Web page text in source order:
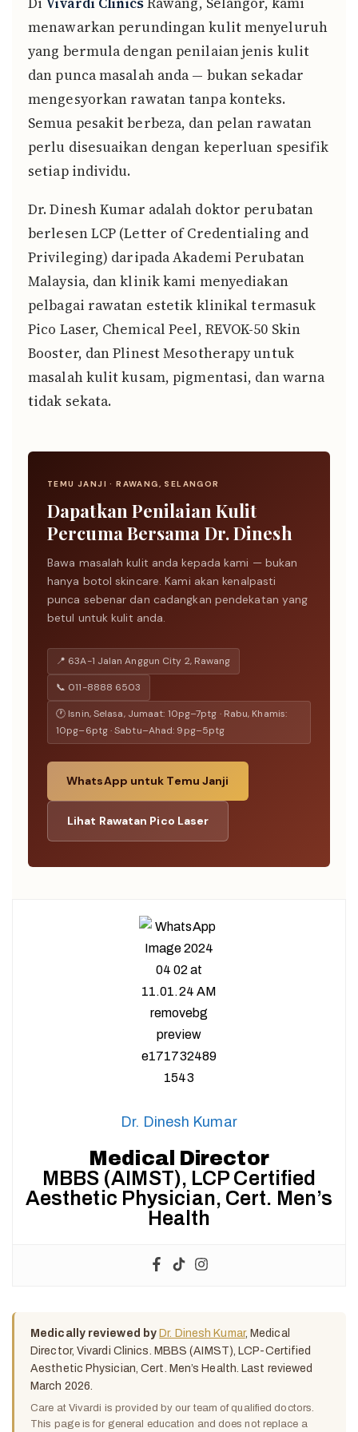
menawarkan perundingan kulit menyeluruh
yang bermula dengan penilaian jenis kulit
dan punca masalah anda — bukan sekadar
mengesyorkan rawatan tanpa konteks.
Semua pesakit berbeza, dan pelan rawatan
perlu disesuaikan dengan keperluan spesifik
setiap individu.
Dr. Dinesh Kumar adalah doktor perubatan
berlesen LCP (Letter of Credentialing and
Privileging) daripada Akademi Perubatan
Malaysia, dan klinik kami menyediakan
pelbagai rawatan estetik klinikal termasuk
Pico Laser, Chemical Peel, REVOK-50 Skin
Booster, dan Plinest Mesotherapy untuk
masalah kulit kusam, pigmentasi, dan warna
tidak sekata.
TEMU JANJI · RAWANG, SELANGOR
Dapatkan Penilaian Kulit
Percuma Bersama Dr. Dinesh
Bawa masalah kulit anda kepada kami — bukan
hanya botol skincare. Kami akan kenalpasti
punca sebenar dan cadangkan pendekatan yang
betul untuk kulit anda.
📍 63A-1 Jalan Anggun City 2, Rawang
📞 011-8888 6503
🕐 Isnin, Selasa, Jumaat: 10pg–7ptg · Rabu, Khamis:
10pg–6ptg · Sabtu–Ahad: 9pg–5ptg
WhatsApp untuk Temu Janji
Lihat Rawatan Pico Laser
Dr. Dinesh Kumar
Medical Director
MBBS (AIMST), LCP Certified
Aesthetic Physician, Cert. Men’s
Health
Medically reviewed by Dr. Dinesh Kumar, Medical
Director, Vivardi Clinics. MBBS (AIMST), LCP-Certified
Aesthetic Physician, Cert. Men’s Health. Last reviewed
March 2026.
Care at Vivardi is provided by our team of qualified doctors.
This page is for general education and does not replace a